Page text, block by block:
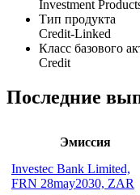
Investment
Тип продукта
Credit-Linked
Класс базового
Credit
Последние
Эмиссия
Investec Bank Limited,
FRN 28may2030, ZAR